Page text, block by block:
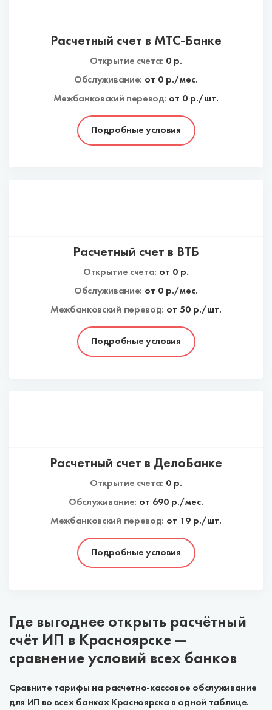
Подробные условия
Расчетный счет в МТС-Банке
Открытие счета: 0 р.
Обслуживание: от 0р./мес.
Межбанковский перевод: от 0 р./шт.
Подробные условия
Расчетный счет в ВТБ
Открытие счета: от 0 р.
Обслуживание: от 0р./мес.
Межбанковский перевод: от 50 р./шт.
Подробные условия
Расчетный счет в ДелоБанке
Открытие счета: 0 р.
Обслуживание: от 690р./мес.
Межбанковский перевод: от 19 р./шт.
Где выгоднее открыть расчётный
счёт ИП в Красноярске —
сравнение условий всех банков
Сравните тарифы на расчетно-кассовое обслуживание
для ИП во всех банках Красноярска в одной таблице.